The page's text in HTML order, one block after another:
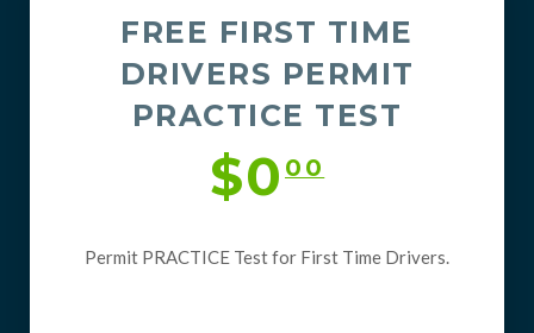
FREE FIRST TIME
DRIVERS PERMIT
PRACTICE TEST
$0 00
Permit PRACTICE Test for First Time Drivers.